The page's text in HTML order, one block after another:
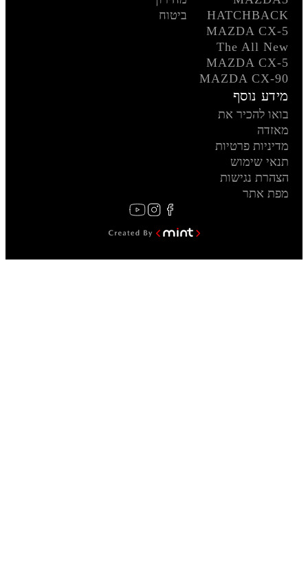
HATCHBACK
MAZDA CX-5
The All New
MAZDA CX-5
MAZDA CX-90
ביטוח
מידע נוסף
בואו להכיר את
מאזדה
מדיניות פרטיות
תנאי שימוש
הצהרת נגישות
מפת אתר